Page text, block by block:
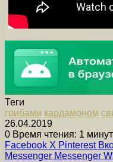
Теги
грибами кардамоном
26.04.2019
0 Время чтения: 1
Facebook X Pinterest
Messenger Messenger